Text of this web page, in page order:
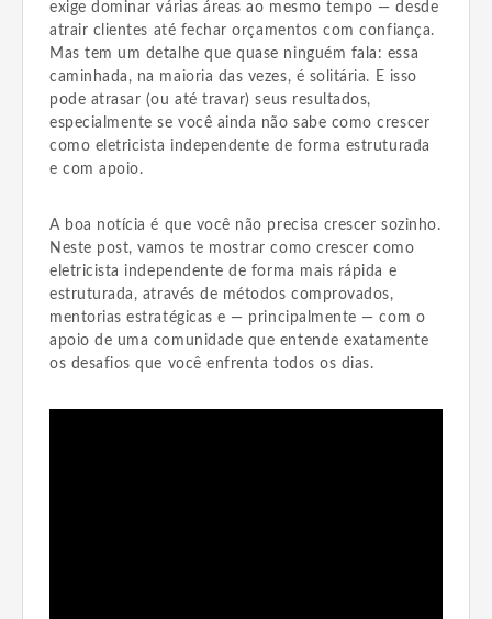
exige dominar várias áreas ao mesmo tempo — desde
atrair clientes até fechar orçamentos com confiança.
Mas tem um detalhe que quase ninguém fala: essa
caminhada, na maioria das vezes, é solitária. E isso
pode atrasar (ou até travar) seus resultados,
especialmente se você ainda não sabe como crescer
como eletricista independente de forma estruturada
e com apoio.
A boa notícia é que você não precisa crescer sozinho.
Neste post, vamos te mostrar como crescer como
eletricista independente de forma mais rápida e
estruturada, através de métodos comprovados,
mentorias estratégicas e — principalmente — com o
apoio de uma comunidade que entende exatamente
os desafios que você enfrenta todos os dias.